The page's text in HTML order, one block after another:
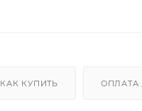
КАК КУПИТЬ ОПЛАТА